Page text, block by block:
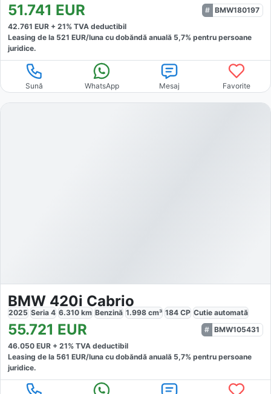
51.741 EUR
BMW180197
42.761 EUR + 21% TVA deductibil
Leasing de la 521 EUR/luna cu dobăndă anuală 5,7% pentru persoane
juridice.
Sună WhatsApp Mesaj Favorite
BMW 420i Cabrio
2025 Seria 4 6.310 km Benzină 1.998 cm³ 184 CP Cutie automată
55.721 EUR
BMW105431
46.050 EUR + 21% TVA deductibil
Leasing de la 561 EUR/luna cu dobăndă anuală 5,7% pentru persoane
juridice.